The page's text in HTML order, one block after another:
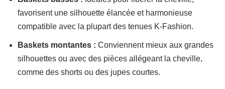
favorisent une silhouette élancée et harmonieuse
compatible avec la plupart des tenues K-Fashion.
Baskets montantes : Conviennent mieux aux grandes
silhouettes ou avec des pièces allégeant la cheville,
comme des shorts ou des jupes courtes.